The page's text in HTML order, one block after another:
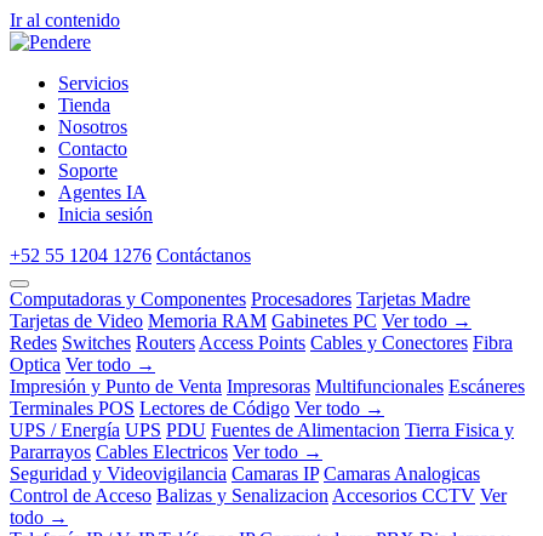
Ir al contenido
Servicios
Tienda
Nosotros
Contacto
Soporte
Agentes IA
Inicia sesión
+52 55 1204 1276 Contáctanos
Computadoras y Componentes Procesadores Tarjetas Madre
Tarjetas de Video Memoria RAM Gabinetes PC Ver todo →
Redes Switches Routers Access Points Cables y Conectores Fibra
Optica Ver todo →
Impresión y Punto de Venta Impresoras Multifuncionales Escáneres
Terminales POS Lectores de Código Ver todo →
UPS / Energía UPS PDU Fuentes de Alimentacion Tierra Fisica y
Pararrayos Cables Electricos Ver todo →
Seguridad y Videovigilancia Camaras IP Camaras Analogicas
Control de Acceso Balizas y Senalizacion Accesorios CCTV Ver
todo →